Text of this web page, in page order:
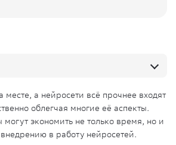
месте, а нейросети всё прочнее входят
облегчая многие её аспекты.
могут экономить не только время, но и
в работу нейросетей.